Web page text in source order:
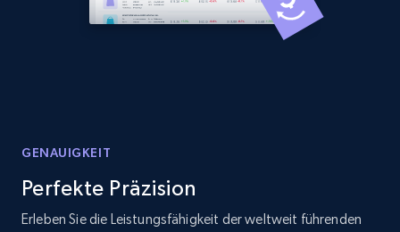
Home Depot US - Discover products by
2.1K+
GENAUIGKEIT
Perfekte Präzision
Erleben Sie die Leistungsfähigkeit der weltweit führenden